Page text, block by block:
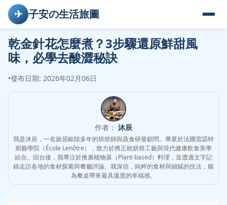
✈ 子安の生活旅圖
乾金針花怎麼煮？3步驟還原鮮甜風
味，必學去酸澀秘訣
•發布日期: 2026年02月06日
作者： 沐辰
我是沐辰，一名旅居歐陸多年的烘焙師與蔬食研發顧問。畢業於法國雷諾特
廚藝學院（École Lenôtre），致力於將正統烘焙工藝與現代健康飲食美學
結合。回台後，我專注於推廣植物基（Plant-based）料理，並透過文字記
錄走訪各地的食材探索與餐廳評論。我深信，純粹的食材與細膩的技法，能
為餐桌帶來最具溫度的幸福感。